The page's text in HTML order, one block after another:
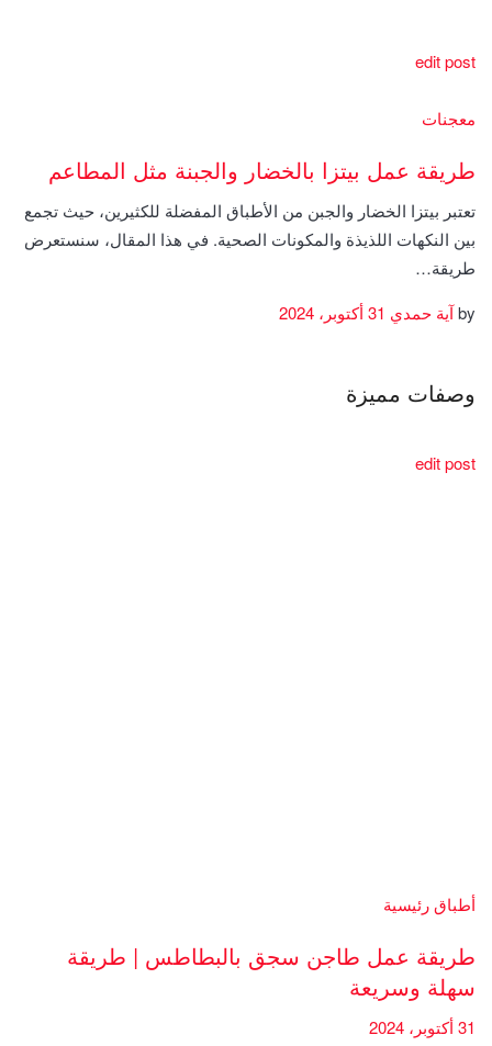
edit post
معجنات
طريقة عمل بيتزا بالخضار والجبنة مثل المطاعم
تعتبر بيتزا الخضار والجبن من الأطباق المفضلة للكثيرين، حيث تجمع
بين النكهات اللذيذة والمكونات الصحية. في هذا المقال، سنستعرض
طريقة…
byآية حمدي
وصفات مميزة
edit post
أطباق رئيسية
طريقة عمل طاجن سجق بالبطاطس | طريقة
سهلة وسريعة
31 أكتوبر، 2024